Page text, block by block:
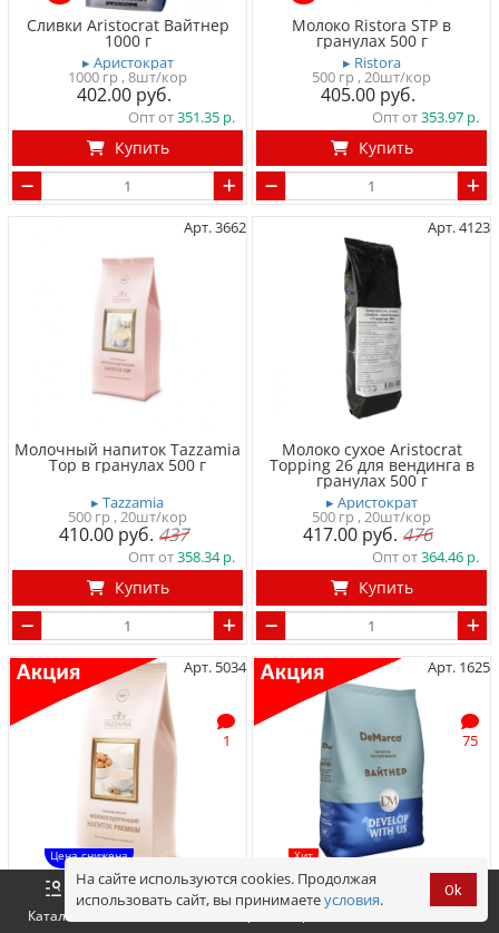
Сливки Aristocrat Вайтнер
1000 г
▸ Аристократ
1000 гр , 8шт/кор
402.00
Опт от351.35
Купить
Молоко Ristora STP в
гранулах 500 г
▸ Ristora
500 гр , 20шт/кор
405.00
Опт от353.97
Купить
Арт. 3662
Молочный напиток Tazzamia
Top в гранулах 500 г
▸ Tazzamia
500 гр , 20шт/кор
410.00 437
Опт от358.34
Купить
Арт. 4123
Молоко сухое Aristocrat
Topping 26 для вендинга в
гранулах 500 г
▸ Аристократ
500 гр , 20шт/кор
417.00 476
Опт от364.46
Купить
Арт. 5034
1
Цена снижена
Молочный напиток Tazzamia
Premium в гранулах 500 г
▸ Tazzamia
Арт. 1625
75
Хит
DeMarco Вайтнер сухие
сливки для вендинга 1000 г
▸ DeMarco
Каталог Корзина
Оформить
На сайте используются cookies. Продолжая
использовать сайт, вы принимаетеусловия. Ok